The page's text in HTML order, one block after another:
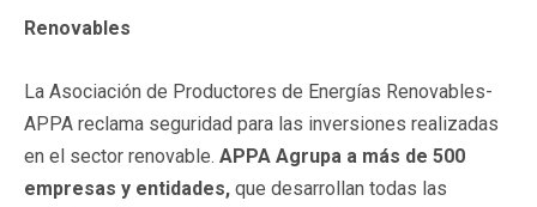
Renovables
La Asociación de Productores de Energías Renovables-
APPA reclama seguridad para las inversiones realizadas
en el sector renovable. APPA Agrupa a más de 500
empresas y entidades, que desarrollan todas las